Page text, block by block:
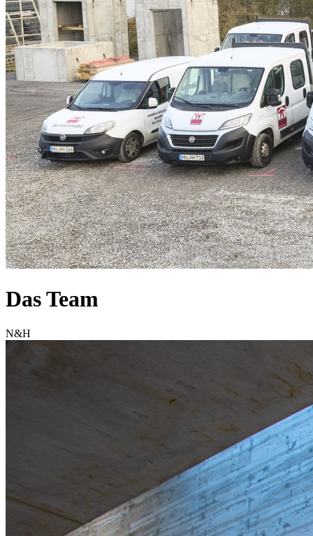
Das Team
N&H